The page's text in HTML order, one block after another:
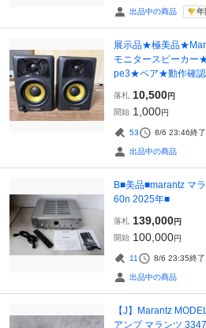
出品中の商品 年
展示品★極美品
モニタースピーカ
pe3★ペア★動作確
落札 10,500円
開始 1,000円
53 8/6 23:46終了
出品中の商品
B■美品■marantz マ
60n 2025年■
落札 139,000円
開始 100,000円
11 8/6 23:35終了
出品中の商品
【J】Marantz
アンプ マランツ